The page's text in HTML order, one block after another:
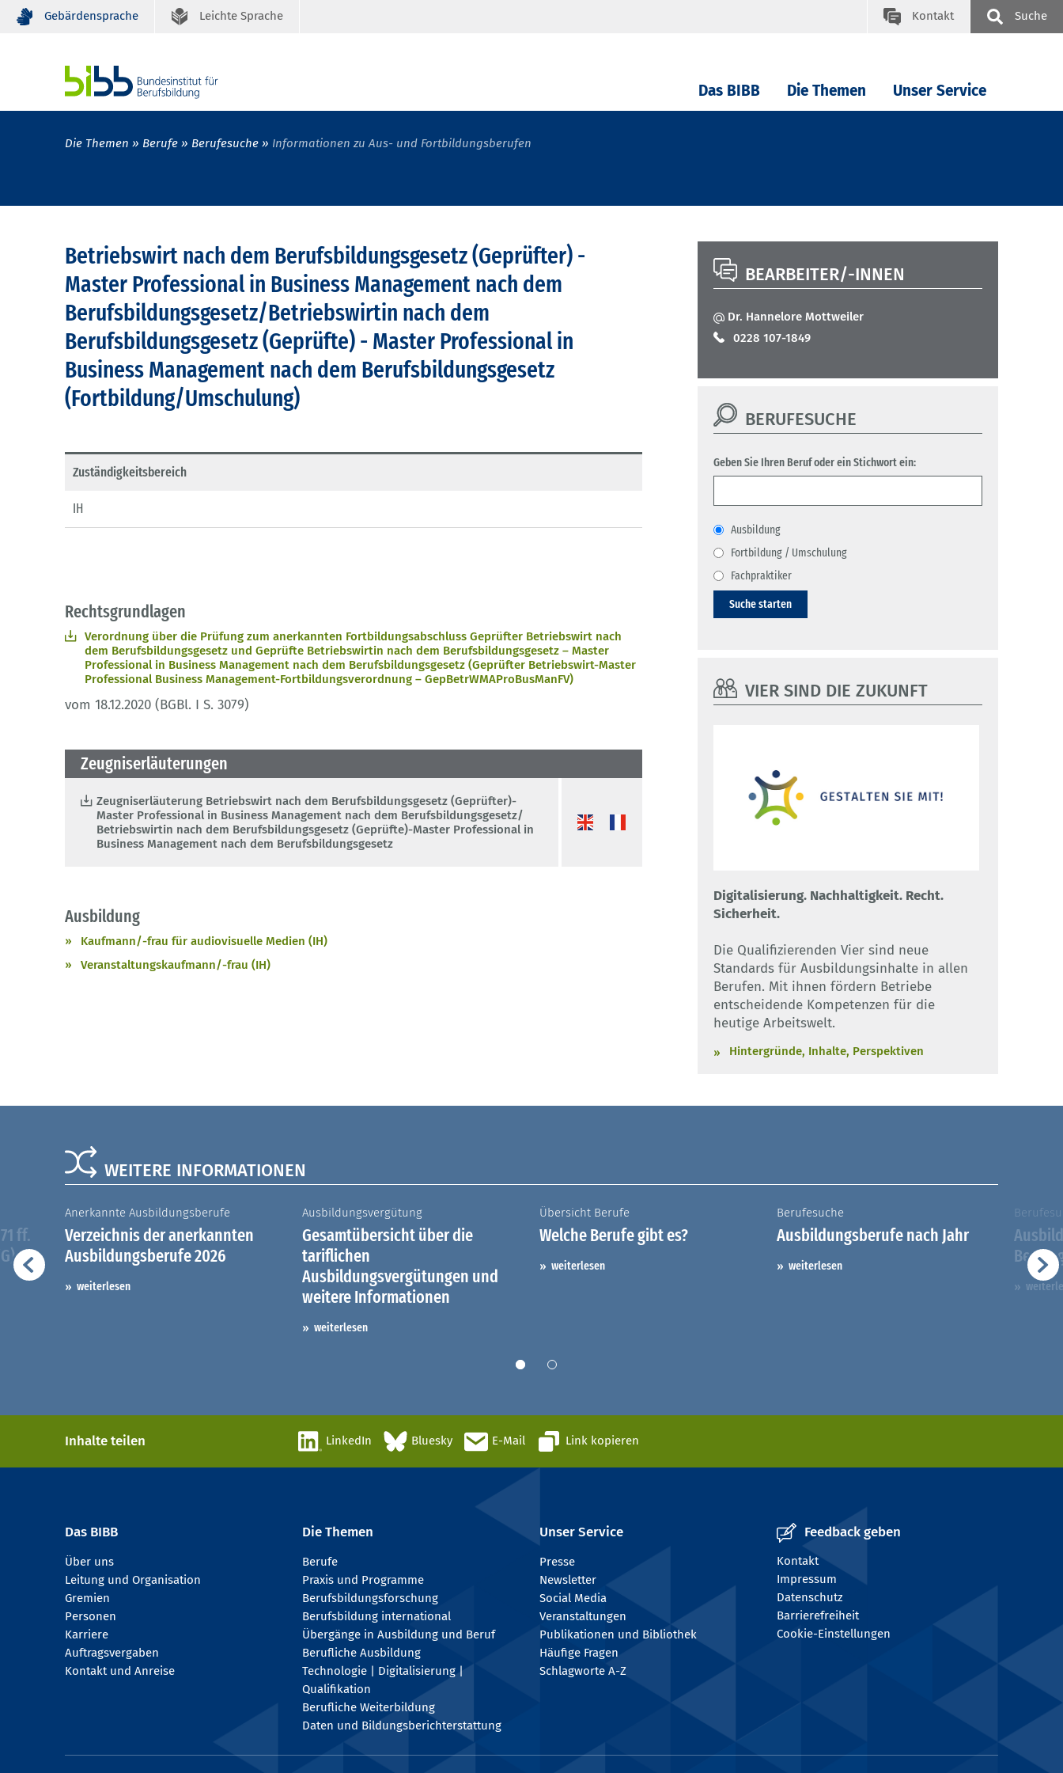
Gebärdensprache Leichte Sprache Kontakt Suche
Das BIBB Die Themen Unser Service
Die Themen Berufe Berufesuche Informationen zu Aus- und Fortbildungsberufen
Betriebswirt nach dem Berufsbildungsgesetz (Geprüfter) -
Master Professional in Business Management nach dem
Berufsbildungsgesetz/Betriebswirtin nach dem
Berufsbildungsgesetz (Geprüfte) - Master Professional in
Business Management nach dem Berufsbildungsgesetz
(Fortbildung/Umschulung)
Zuständigkeitsbereich
IH
Rechtsgrundlagen
Verordnung über die Prüfung zum anerkannten Fortbildungsabschluss Geprüfter Betriebswirt nach
dem Berufsbildungsgesetz und Geprüfte Betriebswirtin nach dem Berufsbildungsgesetz – Master
Professional in Business Management nach dem Berufsbildungsgesetz (Geprüfter Betriebswirt-Master
Professional Business Management-Fortbildungsverordnung – GepBetrWMAProBusManFV)
vom 18.12.2020 (BGBl. I S. 3079)
Zeugniserläuterungen
Zeugniserläuterung Betriebswirt nach dem Berufsbildungsgesetz (Geprüfter)-
Master Professional in Business Management nach dem Berufsbildungsgesetz/
Betriebswirtin nach dem Berufsbildungsgesetz (Geprüfte)-Master Professional in
Business Management nach dem Berufsbildungsgesetz
Ausbildung
Kaufmann/-frau für audiovisuelle Medien (IH)
Veranstaltungskaufmann/-frau (IH)
BEARBEITER/-INNEN
Dr. Hannelore Mottweiler
0228 107-1849
BERUFESUCHE
Geben Sie Ihren Beruf oder ein Stichwort ein:
Ausbildung
Fortbildung / Umschulung
Fachpraktiker
Suche starten
VIER SIND DIE ZUKUNFT
Digitalisierung. Nachhaltigkeit. Recht.
Sicherheit.
Die Qualifizierenden Vier sind neue
Standards für Ausbildungsinhalte in allen
Berufen. Mit ihnen fördern Betriebe
entscheidende Kompetenzen für die
heutige Arbeitswelt.
Hintergründe, Inhalte, Perspektiven
WEITERE INFORMATIONEN
ff.
Anerkannte Ausbildungsberufe
Verzeichnis der anerkannten
Ausbildungsberufe 2026
weiterlesen
Ausbildungsvergütung
Gesamtübersicht über die
tariflichen
Ausbildungsvergütungen und
weitere Informationen
weiterlesen
Übersicht Berufe
Welche Berufe gibt es?
weiterlesen
Berufesuche
Ausbildungsberufe nach Jahr
weiterlesen
Inhalte teilen LinkedIn Bluesky E-Mail Link kopieren
Das BIBB
Über uns
Leitung und Organisation
Gremien
Personen
Karriere
Auftragsvergaben
Kontakt und Anreise
Die Themen
Berufe
Praxis und Programme
Berufsbildungsforschung
Berufsbildung international
Übergänge in Ausbildung und Beruf
Berufliche Ausbildung
Technologie | Digitalisierung |
Qualifikation
Berufliche Weiterbildung
Daten und Bildungsberichterstattung
Unser Service
Presse
Newsletter
Social Media
Veranstaltungen
Publikationen und Bibliothek
Häufige Fragen
Schlagworte A-Z
Feedback geben
Kontakt
Impressum
Datenschutz
Barrierefreiheit
Cookie-Einstellungen